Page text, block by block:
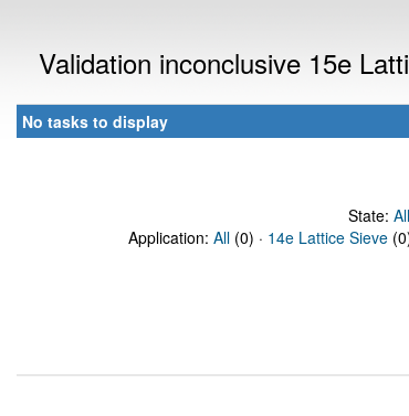
Validation inconclusive 15e
No tasks to display
State: All
Application: All (0) · 14e Lattice Sieve